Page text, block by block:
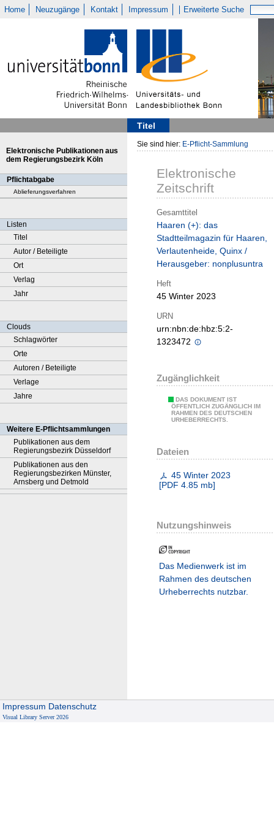
Home Neuzugänge Kontakt Impressum Erweiterte Suche
Titel
Elektronische Publikationen aus
dem Regierungsbezirk Köln
Pflichtabgabe
Ablieferungsverfahren
Listen
Titel
Autor / Beteiligte
Ort
Verlag
Jahr
Clouds
Schlagwörter
Orte
Autoren / Beteiligte
Verlage
Jahre
Weitere E-Pflichtsammlungen
Publikationen aus dem
Regierungsbezirk Düsseldorf
Publikationen aus den
Regierungsbezirken Münster,
Arnsberg und Detmold
Sie sind hier: E-Pflicht-Sammlung
Elektronische
Zeitschrift
Gesamttitel
Haaren (+): das
Stadtteilmagazin für Haaren,
Verlautenheide, Quinx /
Herausgeber: nonplusuntra
Heft
45 Winter 2023
URN
urn:nbn:de:hbz:5:2-
1323472
Zugänglichkeit
DAS DOKUMENT IST
ÖFFENTLICH ZUGÄNGLICH IM
RAHMEN DES DEUTSCHEN
URHEBERRECHTS.
Dateien
45 Winter 2023
[PDF 4.85 mb]
Nutzungshinweis
Das Medienwerk ist im
Rahmen des deutschen
Urheberrechts nutzbar.
Impressum Datenschutz
Visual Library Server 2026